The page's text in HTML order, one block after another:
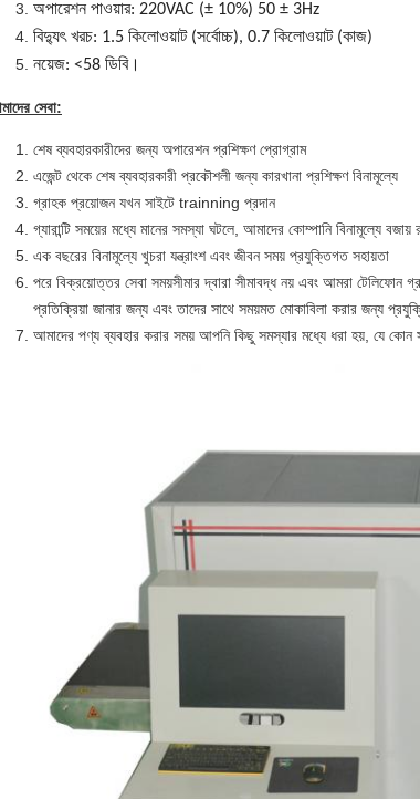
অপারেশন পাওয়ার: 220VAC (± 10%) 50 ± 3Hz
বিদ্যুৎ খরচ: 1.5 কিলোওয়াট (সর্বোচ্চ), 0.7 কিলোওয়াট (কাজ)
নয়েজ: <58 ডিবি।
সেবা:
শেষ ব্যবহারকারীদের জন্য অপারেশন প্রশিক্ষণ প্রোগ্রাম
এজেন্ট থেকে শেষ ব্যবহারকারী প্রকৌশলী জন্য কারখানা প্রশিক্ষণ বিনামূল্যে
গ্রাহক প্রয়োজন যখন সাইটে trainning প্রদান
গ্যারান্টি সময়ের মধ্যে মানের সমস্যা ঘটলে, আমাদের কোম্পানি বিনামূল্যে বজায়
এক বছরের বিনামূল্যে খুচরা যন্ত্রাংশ এবং জীবন সময় প্রযুক্তিগত সহায়তা
পরে বিক্রয়োত্তর সেবা সময়সীমার দ্বারা সীমাবদ্ধ নয় এবং আমরা টেলিফোন
প্রতিক্রিয়া জানার জন্য এবং তাদের সাথে সময়মত মোকাবিলা করার জন্য
আমাদের পণ্য ব্যবহার করার সময় আপনি কিছু সমস্যার মধ্যে ধরা হয়, যে কোন